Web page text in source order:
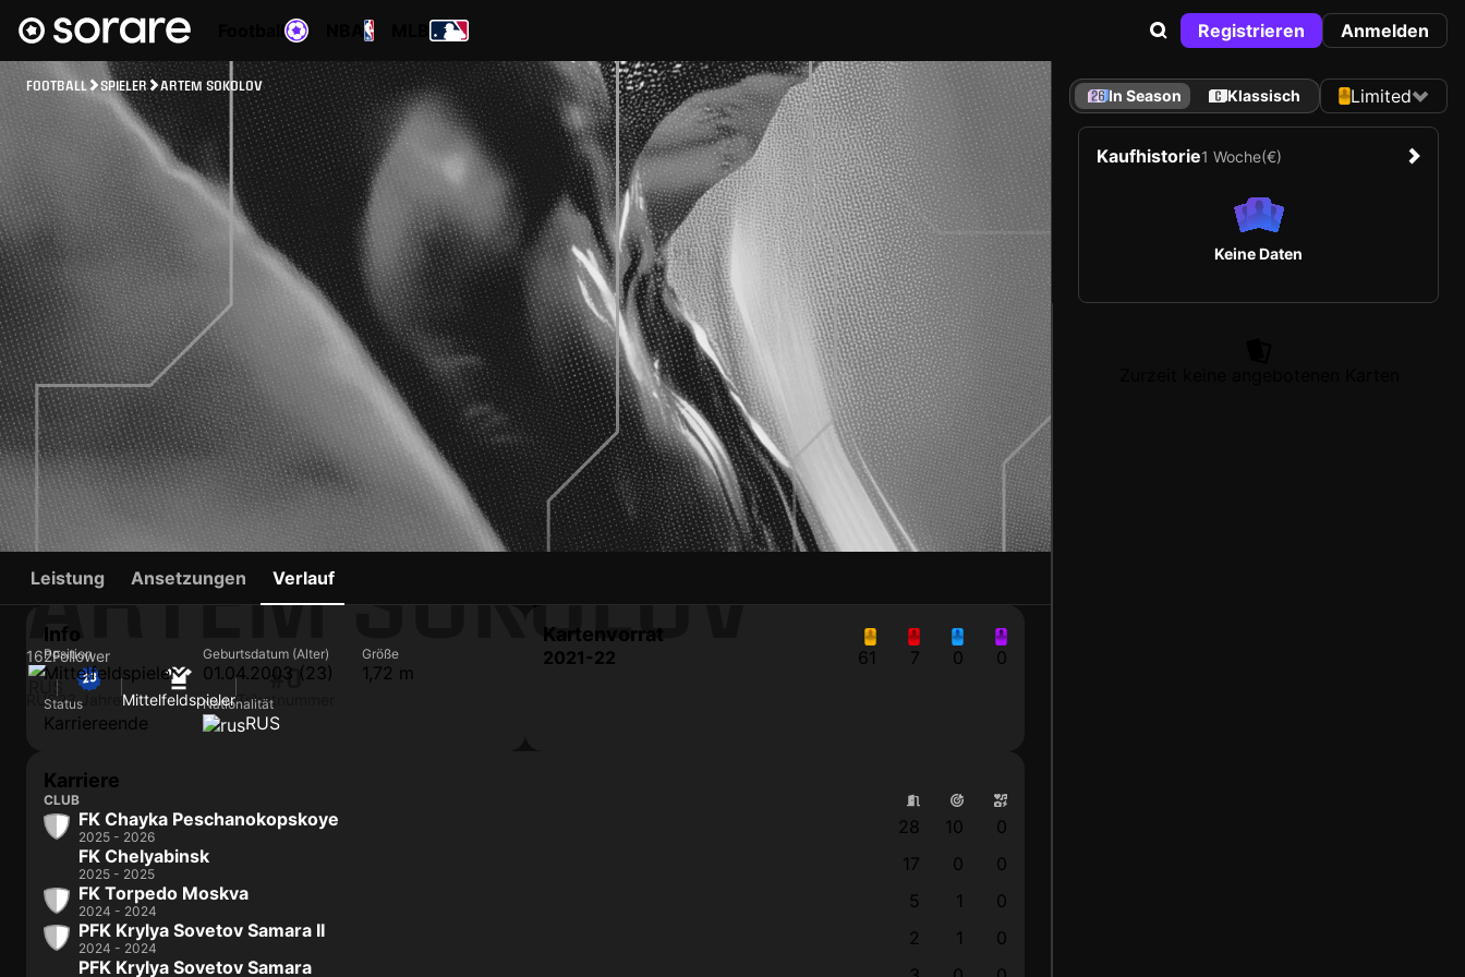
Registrieren Anmelden
FOOTBALL SPIELER ARTEM SOKOLOV
ARTEM SOKOLOV
162Follower
RUS23 Jahre Mittelfeldspieler
#0
Trikotnummer
Leistung Ansetzungen Verlauf
Info
Position
Mittelfeldspieler
Geburtsdatum (Alter)
01.04.2003 (23)
Größe
1,72 m
Status
Karriereende
Nationalität
RUS
Kartenvorrat
2021-22 61 7 0 0
Karriere
CLUB
FK Chayka Peschanokopskoye
2025 - 2026 28 10
0
FK Chelyabinsk
2025 - 2025 17 0
0
FK Torpedo Moskva
2024 - 2024 5 1
0
PFK Krylya Sovetov Samara II
2024 - 2024 2 1
0
PFK Krylya Sovetov Samara
In Season Klassisch Limited
Kaufhistorie1 Woche(€)
Keine Daten